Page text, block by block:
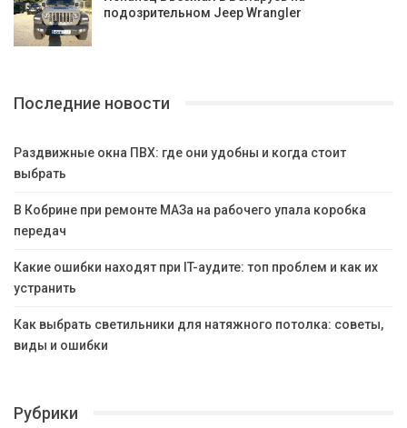
подозрительном Jeep Wrangler
Последние новости
Раздвижные окна ПВХ: где они удобны и когда стоит
выбрать
В Кобрине при ремонте МАЗа на рабочего упала коробка
передач
Какие ошибки находят при IT-аудите: топ проблем и как их
устранить
Как выбрать светильники для натяжного потолка: советы,
виды и ошибки
Рубрики